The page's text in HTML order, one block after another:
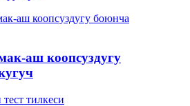
аш коопсуздугу